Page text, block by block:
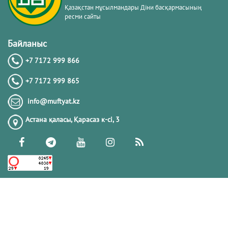
Қазақстан мұсылмандары Діни басқармасының
ресми сайты
Байланыс
+7 7172 999 866
+7 7172 999 865
info@muftyat.kz
Астана қаласы, Қарасаз к-сi, 3